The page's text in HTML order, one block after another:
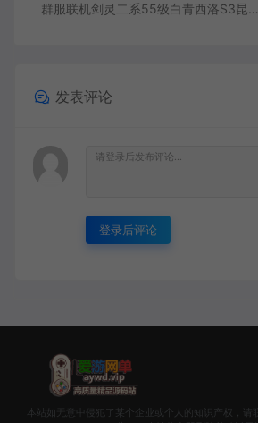
群服联机剑灵二系55级白青西洛S3昆仑版 在线点券 每日礼包 复古玩法
发表评论
登录后评论
本站如无意中侵犯了某个企业或个人的知识产权，请